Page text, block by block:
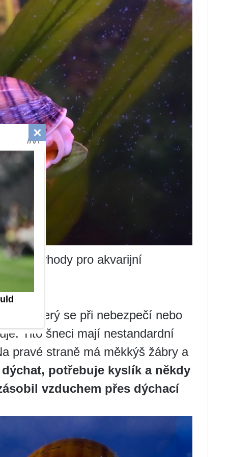
výhody pro akvarijní
který se při nebezpečí nebo
Tito šneci mají nestandardní
pravé straně má měkkýš žábry a
potřebuje kyslík a někdy
vzduchem přes dýchací